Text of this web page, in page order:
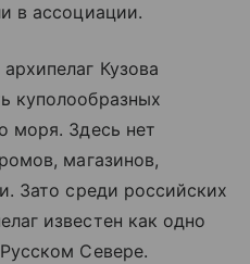
в ассоциации.
Кузова
куполообразных
моря. Здесь нет
магазинов,
Зато среди российских
известен как одно
Севере.